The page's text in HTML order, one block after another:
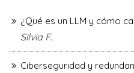
¿Qué es un LLM y cómo
Silvia F.
Ciberseguridad y